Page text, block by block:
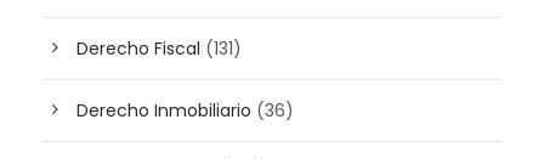
Derecho Fiscal (131)
Derecho Inmobiliario (36)